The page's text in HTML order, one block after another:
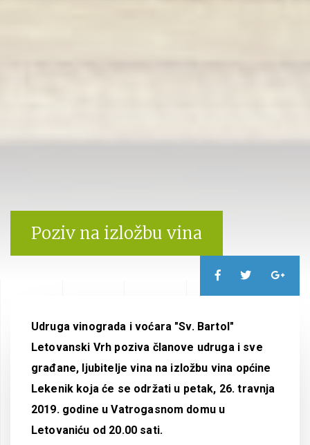
Poziv na izložbu vina
Udruga vinograda i voćara "Sv. Bartol"
Letovanski Vrh poziva članove udruga i sve
građane, ljubitelje vina na izložbu vina općine
Lekenik koja će se održati u petak, 26. travnja
2019. godine u Vatrogasnom domu u
Letovaniću od 20.00 sati.